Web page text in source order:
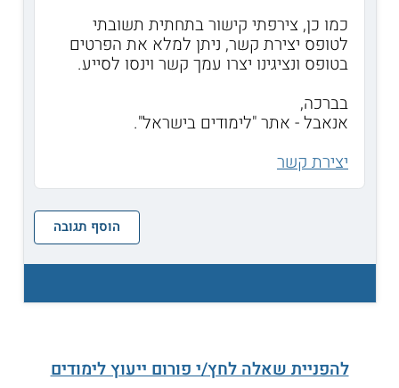
כמו כן, צירפתי קישור בתחתית תשובתי
לטופס יצירת קשר, ניתן למלא את הפרטים
בטופס ונציגינו יצרו עמך קשר וינסו לסייע.
בברכה,
אנאבל - אתר "לימודים בישראל".
יצירת קשר
הוסף תגובה
להפניית שאלה לחץ/י פורום ייעוץ לימודים